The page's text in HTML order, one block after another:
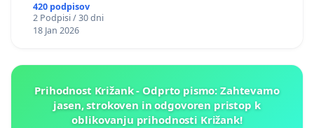
420 podpisov
2 Podpisi / 30 dni
18 Jan 2026
Prihodnost Križank - Odprto pismo: Zahtevamo
jasen, strokoven in odgovoren pristop k
oblikovanju prihodnosti Križank!